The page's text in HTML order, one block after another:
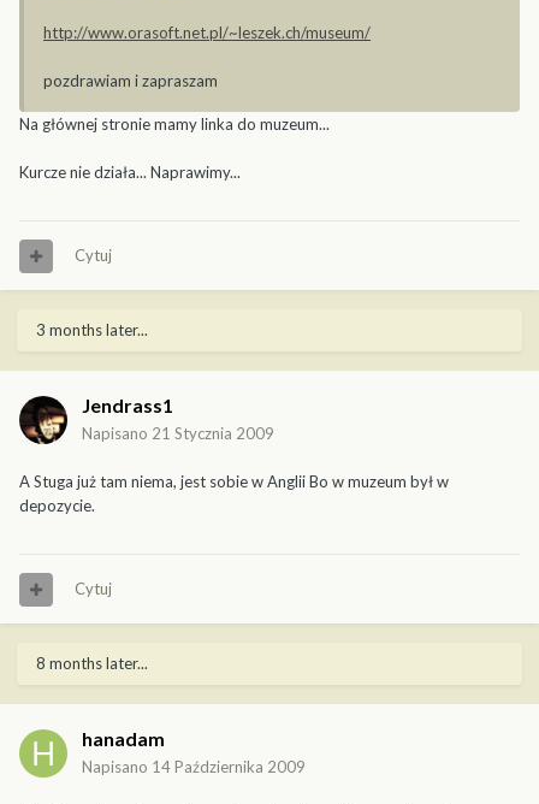
http://www.orasoft.net.pl/~leszek.ch/museum/
pozdrawiam i zapraszam
Na głównej stronie mamy linka do muzeum...
Kurcze nie działa... Naprawimy...
Cytuj
3 months later...
Jendrass1
Napisano 21 Stycznia 2009
A Stuga już tam niema, jest sobie w Anglii Bo w muzeum był w
depozycie.
Cytuj
8 months later...
hanadam
Napisano 14 Października 2009